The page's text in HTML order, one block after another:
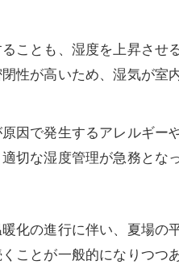
ことも、湿度を上昇させ
性が高いため、湿気が室
因で発生するアレルギー
切な湿度管理が急務とな
化の進行に伴い、夏場
ことが一般的になりつつ